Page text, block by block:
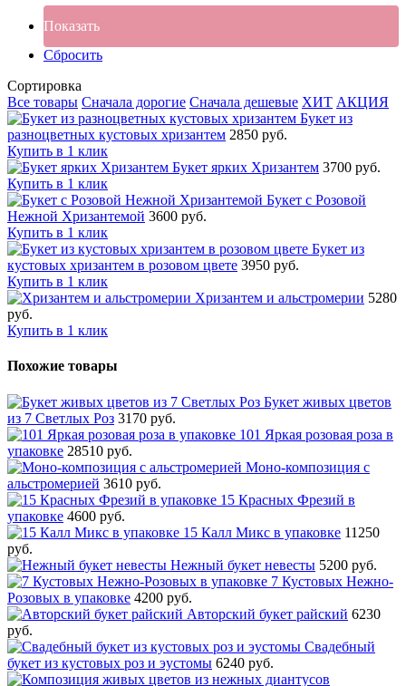
Показать
Сбросить
Сортировка
Все товары Сначала дорогие Сначала дешевые ХИТ АКЦИЯ
Букет из
разноцветных кустовых хризантем 2850 руб.
Купить в 1 клик
Букет ярких Хризантем 3700 руб.
Купить в 1 клик
Букет с Розовой
Нежной Хризантемой 3600 руб.
Купить в 1 клик
Букет из
кустовых хризантем в розовом цвете 3950 руб.
Купить в 1 клик
Хризантем и альстромерии 5280
руб.
Купить в 1 клик
Похожие товары
Букет живых цветов
из 7 Светлых Роз 3170 руб.
101 Яркая розовая роза в
упаковке 28510 руб.
Моно-композиция с
альстромерией 3610 руб.
15 Красных Фрезий в
упаковке 4600 руб.
15 Калл Микс в упаковке 11250
руб.
Нежный букет невесты 5200 руб.
7 Кустовых Нежно-
Розовых в упаковке 4200 руб.
Авторский букет райский 6230
руб.
Свадебный
букет из кустовых роз и эустомы 6240 руб.